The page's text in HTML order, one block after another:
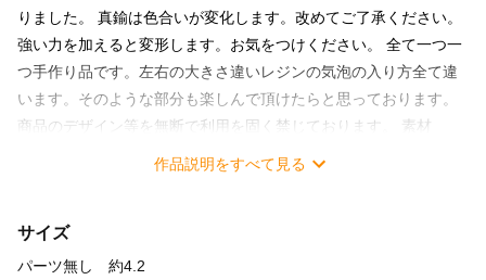
りました。 真鍮は色合いが変化します。改めてご了承ください。
強い力を加えると変形します。お気をつけください。 全て一つ一
つ手作り品です。左右の大きさ違いレジンの気泡の入り方全て違
います。そのような部分も楽しんで頂けたらと思っております。
商品のデザイン等を無断で利用を固く禁じております。 素材
真鍮 レジン パーツ無しの長さ 約4.2 パーツ ①ピアス ②
ありません。
作品説明をすべて見る
サイズ
パーツ無し 約4.2